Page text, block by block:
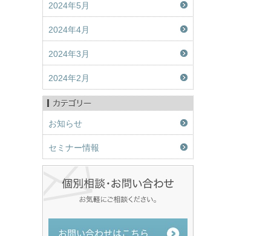
2024年5月
2024年4月
2024年3月
2024年2月
お知らせ
セミナー情報